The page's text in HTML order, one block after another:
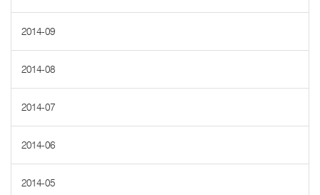
2014-09
2014-08
2014-07
2014-06
2014-05